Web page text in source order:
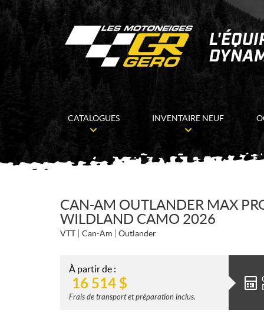
CATALOGUES INVENTAIRE NEUF
CAN-AM OUTLANDER MAX
WILDLAND CAMO 2026
VTT Can-Am Outlander
À partir de :
16 514 $
Frais de transport et préparation inclus.